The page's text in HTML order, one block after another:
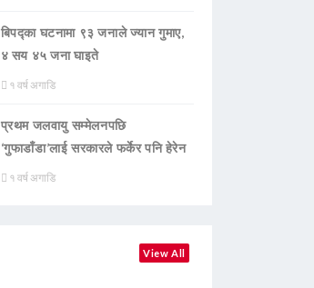
बिपद्का घटनामा ९३ जनाले ज्यान गुमाए,
४ सय ४५ जना घाइते
१ वर्ष अगाडि
प्रथम जलवायु सम्मेलनपछि
‘गुफाडाँडा’लाई सरकारले फर्केर पनि हेरेन
१ वर्ष अगाडि
View All